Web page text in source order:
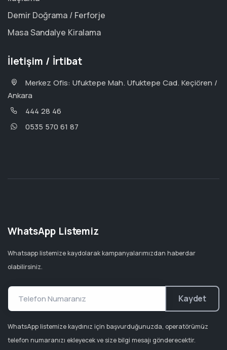
Demir Doğrama / Ferforje
Masa Sandalye Kiralama
İletişim / İrtibat
Merkez Ofis: Ufuktepe Mah. Ufuktepe Cad. Keçiören /
Ankara
444 28 46
0535 570 61 87
WhatsApp Listemiz
Whatsapp listemize kaydolarak kampanyalarımızdan haberdar
olabilirsiniz.
Kaydet
WhatsApp listemize kaydınız için başvurduğunuzda, operatörümüz
telefon numaranızı ekleyecek ve size bilgi mesajı gönderecektir.